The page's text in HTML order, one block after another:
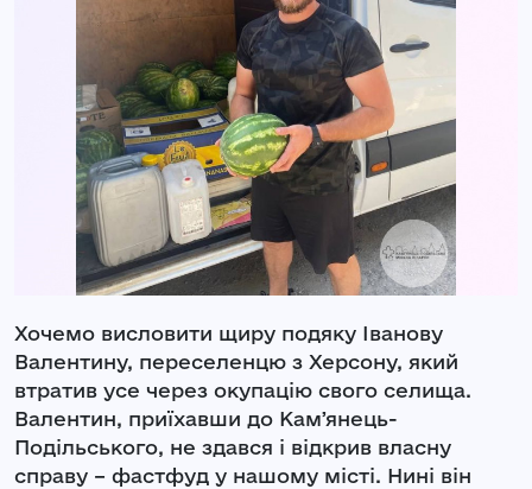
Хочемо висловити щиру подяку Іванову
Валентину, переселенцю з Херсону, який
втратив усе через окупацію свого селища.
Валентин, приїхавши до Камʼянець-
Подільського, не здався і відкрив власну
справу – фастфуд у нашому місті. Нині він